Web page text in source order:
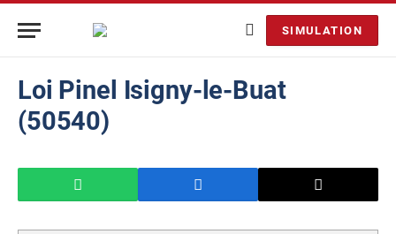
SIMULATION
Loi Pinel Isigny-le-Buat
(50540)